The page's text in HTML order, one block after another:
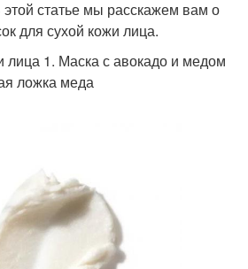
статье мы расскажем вам о
для сухой кожи лица.
лица 1. Маска с авокадо и медом
ложка меда